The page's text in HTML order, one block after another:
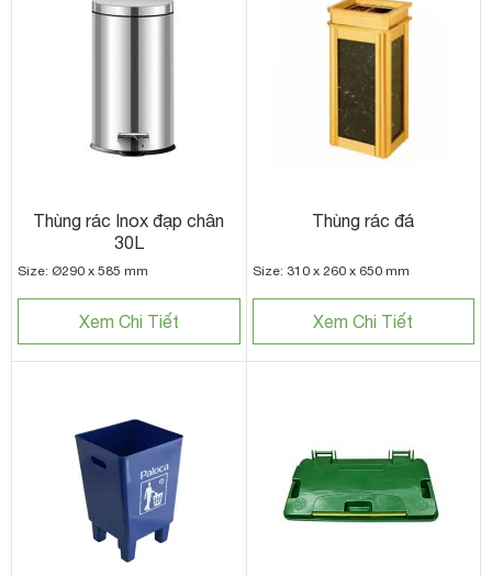
Thùng rác Inox đạp chân
30L
Size: Ø290 x 585 mm
Xem Chi Tiết
Thùng rác đá
Size: 310 x 260 x 650 mm
Xem Chi Tiết